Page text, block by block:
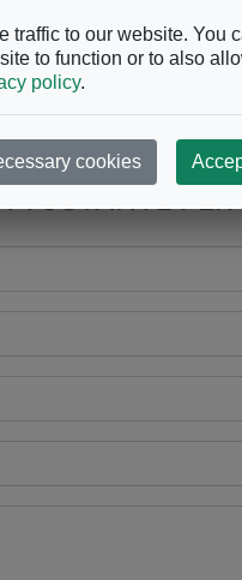
traffic to our website. You
to function or to also
policy.
cookies